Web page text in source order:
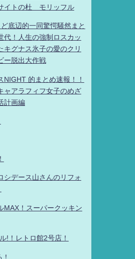
イトの杜 モリッフル
底辺的一同驚愕騒然まと
代！人生の強制ロスカッ
キグナス氷子の愛のクリ
ー脱出大作戦
NIGHT 的まとめ速報！！
ャアラフィフ女子のめざ
計画編
シデース山さんのリフォ
MAX！スーパークッキン
!！レトロ館2号店！